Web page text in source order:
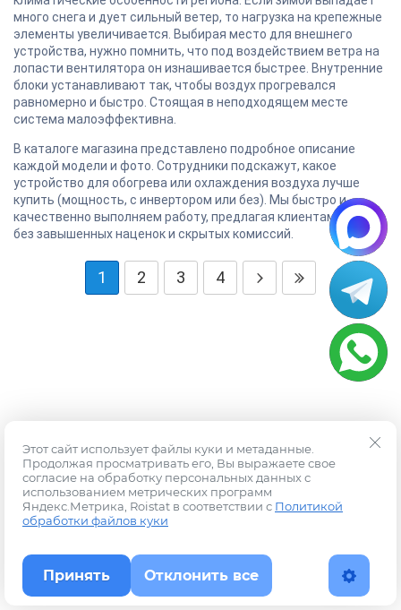
много снега и дует сильный ветер, то нагрузка на крепежные
элементы увеличивается. Выбирая место для внешнего
устройства, нужно помнить, что под воздействием ветра на
лопасти вентилятора он изнашивается быстрее. Внутренние
блоки устанавливают так, чтобы воздух прогревался
равномерно и быстро. Стоящая в неподходящем месте
система малоэффективна.
В каталоге магазина представлено подробное описание
каждой модели и фото. Сотрудники подскажут, какое
устройство для обогрева или охлаждения воздуха лучше
купить (мощность, с инвертором или без). Мы быстро и
качественно выполняем работу, предлагая клиентам цены
без завышенных наценок и скрытых комиссий.
1 2 3 4
Этот сайт использует файлы куки и метаданные.
Продолжая просматривать его, Вы выражаете свое
согласие на обработку персональных данных с
использованием метрических программ
Яндекс.Метрика, Roistat в соответствии с Политикой
обработки файлов куки
Принять Отклонить все